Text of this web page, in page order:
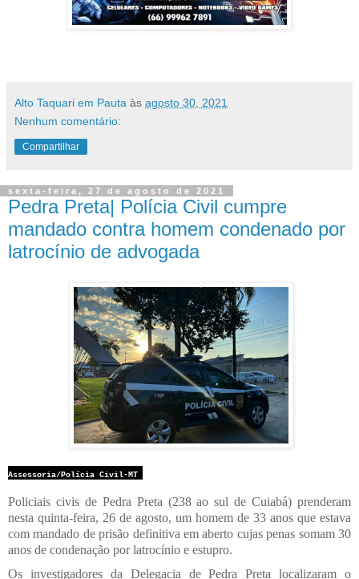
Alto Taquari em Pauta às agosto 30, 2021
Nenhum comentário:
Compartilhar
sexta-feira, 27 de agosto de 2021
Pedra Preta| Polícia Civil cumpre
mandado contra homem condenado por
latrocínio de advogada
Assessoria/Polícia Civil-MT
Policiais civis de Pedra Preta (238 ao sul de Cuiabá) prenderam
nesta quinta-feira, 26 de agosto, um homem de 33 anos que estava
com mandado de prisão definitiva em aberto cujas penas somam 30
anos de condenação por latrocínio e estupro.
Os investigadores da Delegacia de Pedra Preta localizaram o